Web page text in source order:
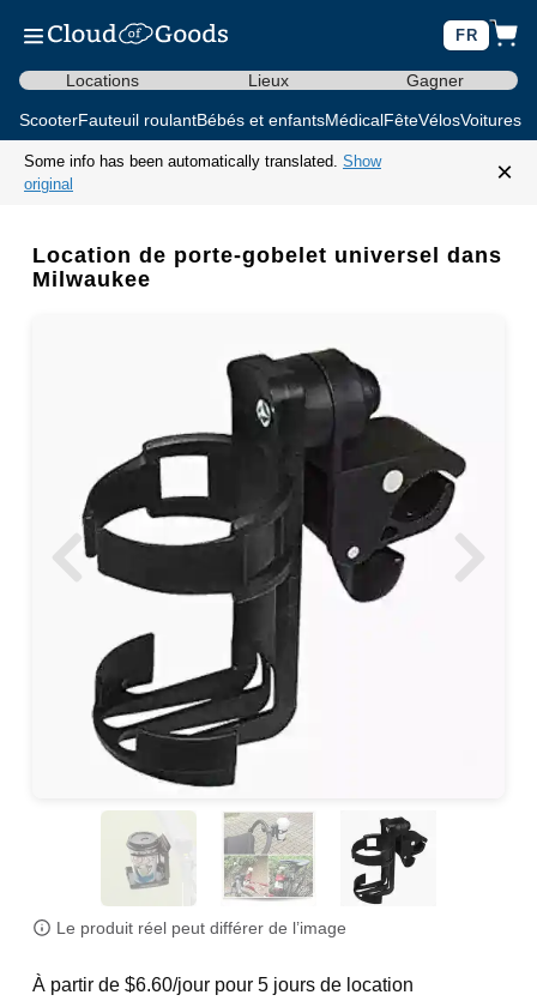
FR
Locations Lieux Gagner
ScooterFauteuil roulantBébés et enfantsMédicalFêteVélosVoitures
Some info has been automatically translated. Show
original
×
Location de porte-gobelet universel dans
Milwaukee
Le produit réel peut différer de l’image
À partir de $6.60/jour pour 5 jours de location